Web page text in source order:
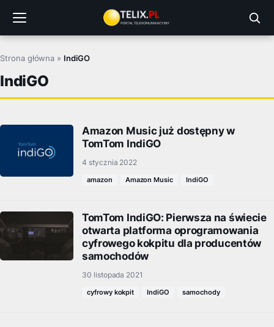
treści
Strona główna » IndiGO
IndiGO
Amazon Music już dostępny w
TomTom IndiGO
4 stycznia 2022
amazon Amazon Music IndiGO
TomTom IndiGO: Pierwsza na świecie
otwarta platforma oprogramowania
cyfrowego kokpitu dla producentów
samochodów
30 listopada 2021
cyfrowy kokpit IndiGO samochody